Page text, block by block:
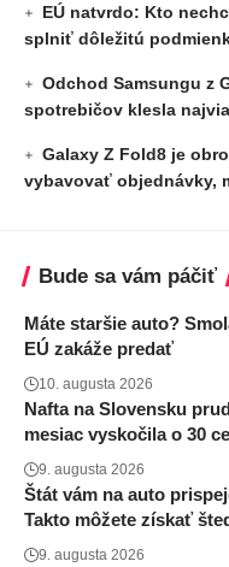
EÚ natvrdo: Kto
splniť dôležitú
Odchod Samsungu z
spotrebičov klesla
Galaxy Z Fold8 je
vybavovať objednávky,
Bude sa vám páčiť
Máte staršie auto?
EÚ zakáže predať
10. augusta 2026
Nafta na Slovensku
mesiac vyskočila o 30
9. augusta 2026
Štát vám na auto
Takto môžete získať
9. augusta 2026